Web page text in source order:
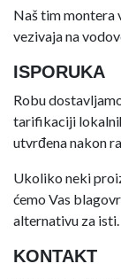
Naš tim montera
vezivaja na
ISPORUKA
Robu
tarifikaciji
utvrđena nakon
Ukoliko neki
ćemo Vas
alternativu za isti.
KONTAKT